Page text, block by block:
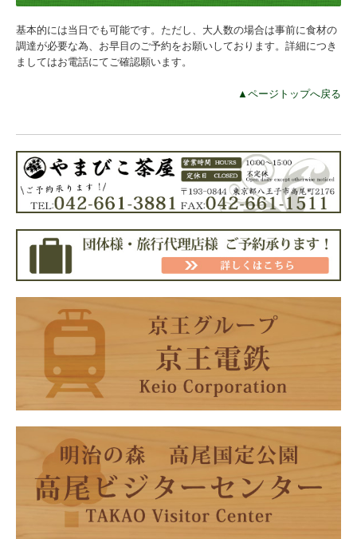
基本的には当日でも可能です。ただし、大人数の場合は事前に食材の
調達が必要な為、お早目のご予約をお願いしております。詳細につき
ましてはお電話にてご確認願います。
▲ページトップへ戻る